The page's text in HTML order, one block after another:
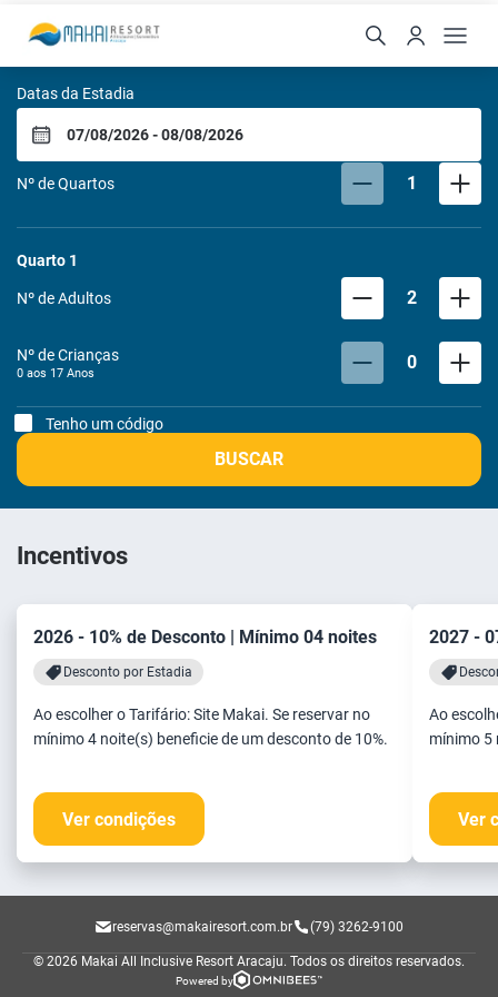
Makai All Inclusive
Datas da Estadia
Nº de Quartos 1
Quarto 1
Nº de Adultos 2
Nº de Crianças
0 aos 17 Anos 0
Tenho um código
BUSCAR
Incentivos
2026 - 10% de Desconto | Mínimo 04 noites
Desconto por Estadia
Ao escolher o Tarifário: Site Makai. Se reservar no
mínimo 4 noite(s) beneficie de um desconto de 10%.
Ver condições
2027 -
Ao
mínimo 5
Ver
reservas@makairesort.com.br (79) 3262-9100
© 2026 Makai All Inclusive Resort Aracaju. Todos os direitos reservados.
Powered by